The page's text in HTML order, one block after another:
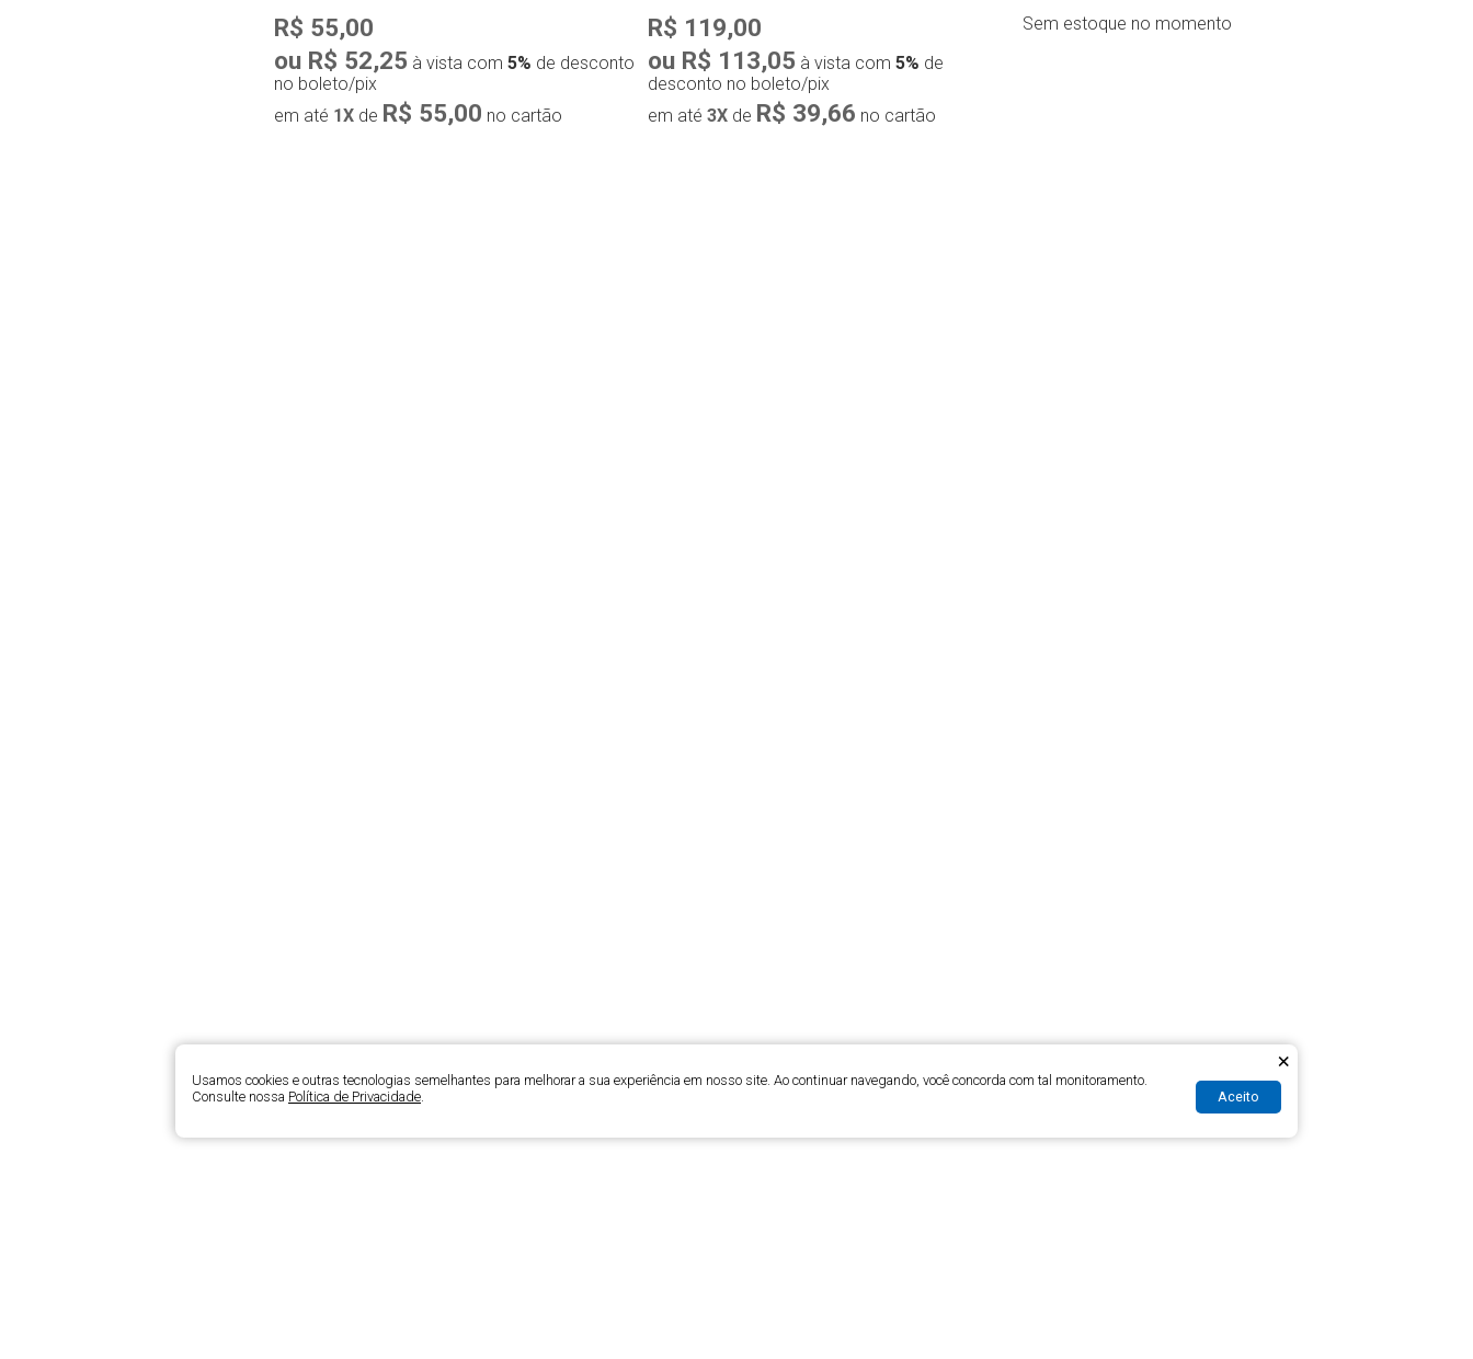
R$ 55,00
ou R$ 52,25 à vista com 5% de desconto
no boleto/pix
em até 1X de R$ 55,00 no cartão
R$ 119,00
ou R$ 113,05 à vista com5% de
desconto no boleto/pix
em até3X de R$ 39,66 no cartão
Sem estoque no momento
×
Usamos cookies e outras tecnologias semelhantes para melhorar a sua experiência em nosso site. Ao continuar navegando, você concorda com tal monitoramento.
Consulte nossa Política de Privacidade. Aceito